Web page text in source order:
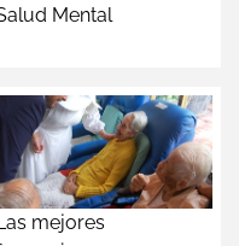
Mental
mejores